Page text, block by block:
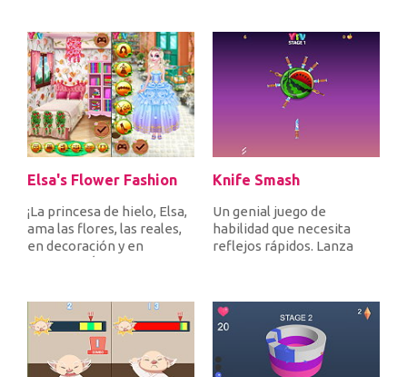
Elsa's Flower Fashion
¡La princesa de hielo, Elsa,
ama las flores, las reales,
en decoración y en
Knife Smash
Un genial juego de
habilidad que necesita
reflejos rápidos. Lanza